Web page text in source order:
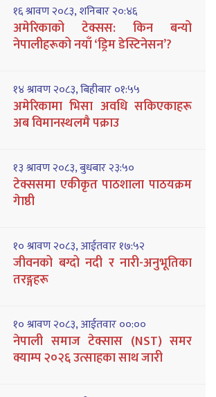
१६ श्रावण २०८३, शनिबार २०:४६
अमेरिकाको टेक्सस: किन बन्यो
नेपालीहरूको नयाँ ‘ड्रिम डेस्टिनेसन’?
१४ श्रावण २०८३, बिहीबार ०१:५५
अमेरिकामा भिसा अवधि सकिएकाहरू
अब विमानस्थलमै पक्राउ
१३ श्रावण २०८३, बुधबार २३:५०
टेक्ससमा एकीकृत पाठशाला पाठयक्रम
गेाष्ठी
१० श्रावण २०८३, आईतवार १७:५२
जीवनको बग्दो नदी र नारी-अनुभूतिका
तरङ्गहरू
१० श्रावण २०८३, आईतवार ००:००
नेपाली समाज टेक्सास (NST) समर
क्याम्प २०२६ उत्साहका साथ जारी